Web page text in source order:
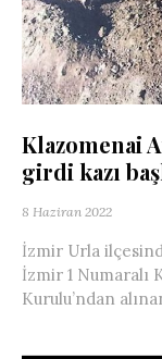
Klazomenai
girdi kazı
8 Haziran 2022
İzmir Urla
İzmir 1 Numaralı
Kurulu’ndan